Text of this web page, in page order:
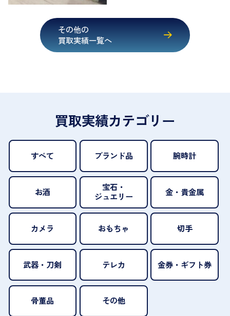
その他の
買取実績一覧へ
買取実績カテゴリー
すべて ブランド品 腕時計
お酒
宝石・
ジュエリー
金・貴金属
カメラ おもちゃ 切手
武器・刀剣 テレカ 金券・ギフト券
骨董品 その他